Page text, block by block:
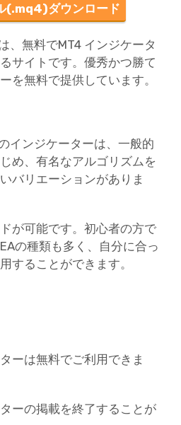
(.mq4)ダウンロード
、無料でMT4 インジケータ
サイトです。優秀かつ勝て
を無料で提供しています。
インジケーターは、一般的
め、有名なアルゴリズムを
バリエーションがありま
が可能です。初心者の方で
の種類も多く、自分に合っ
することができます。
ーは無料でご利用できま
ーの掲載を終了することが